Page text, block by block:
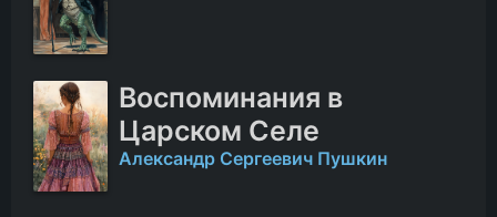
Воспоминания в
Царском Селе
Александр Сергеевич Пушкин